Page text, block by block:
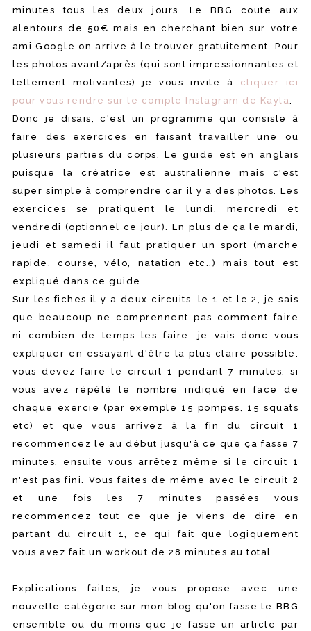
minutes tous les deux jours. Le BBG coute aux
alentours de 50€ mais en cherchant bien sur votre
ami Google on arrive à le trouver gratuitement. Pour
les photos avant/après (qui sont impressionnantes et
tellement motivantes) je vous invite à cliquer ici
pour vous rendre sur le compte Instagram de Kayla.
Donc je disais, c'est un programme qui consiste à
faire des exercices en faisant travailler une ou
plusieurs parties du corps. Le guide est en anglais
puisque la créatrice est australienne mais c'est
super simple à comprendre car il y a des photos. Les
exercices se pratiquent le lundi, mercredi et
vendredi (optionnel ce jour). En plus de ça le mardi,
jeudi et samedi il faut pratiquer un sport (marche
rapide, course, vélo, natation etc..) mais tout est
expliqué dans ce guide.
Sur les fiches il y a deux circuits, le 1 et le 2, je sais
que beaucoup ne comprennent pas comment faire
ni combien de temps les faire, je vais donc vous
expliquer en essayant d'être la plus claire possible:
vous devez faire le circuit 1 pendant 7 minutes, si
vous avez répété le nombre indiqué en face de
chaque exercie (par exemple 15 pompes, 15 squats
etc) et que vous arrivez à la fin du circuit 1
recommencez le au début jusqu'à ce que ça fasse 7
minutes, ensuite vous arrêtez même si le circuit 1
n'est pas fini. Vous faites de même avec le circuit 2
et une fois les 7 minutes passées vous
recommencez tout ce que je viens de dire en
partant du circuit 1, ce qui fait que logiquement
vous avez fait un workout de 28 minutes au total.
Explications faites, je vous propose avec une
nouvelle catégorie sur mon blog qu'on fasse le BBG
ensemble ou du moins que je fasse un article par